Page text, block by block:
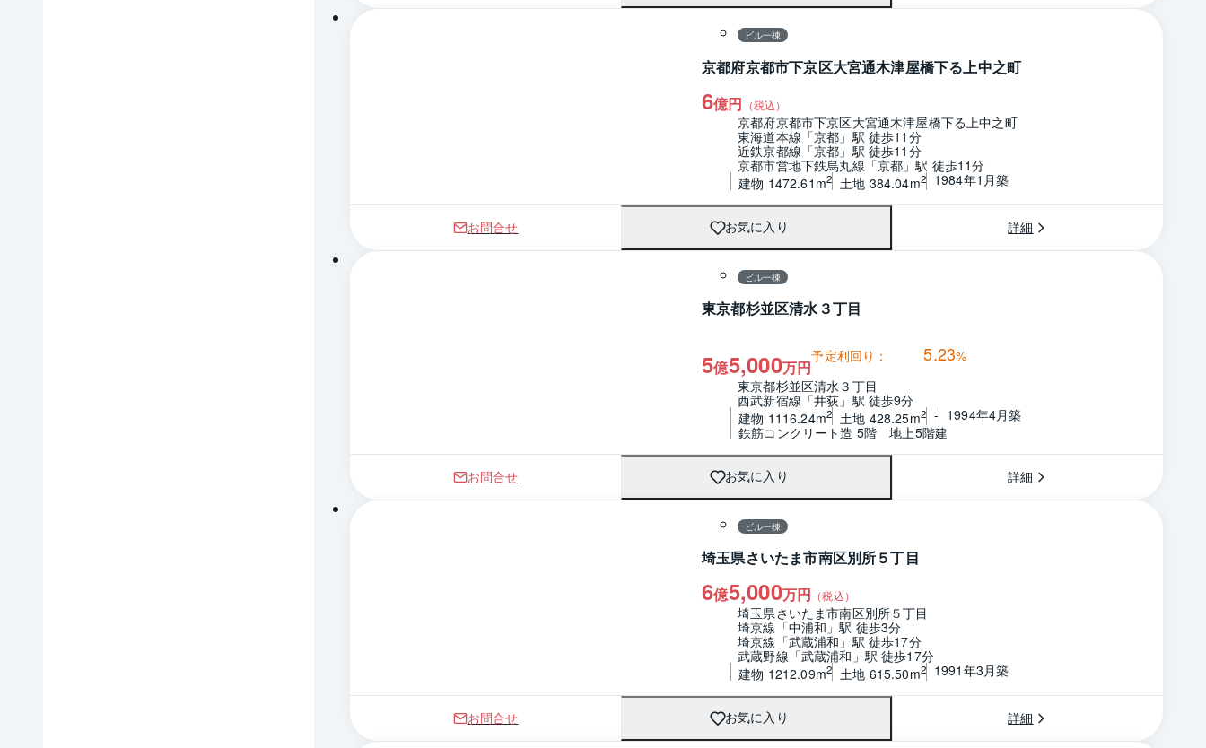
ビル一棟
京都府京都市下京区大宮通木津屋橋下る上中之町
6億円 （税込）
京都府京都市下京区大宮通木津屋橋下る上中之町
東海道本線「京都」駅 徒歩11分
近鉄京都線「京都」駅 徒歩11分
京都市営地下鉄烏丸線「京都」駅 徒歩11分
建物 1472.61m2 土地 384.04m2 1984年1月築
お問合せ お気に入り 詳細
ビル一棟
東京都杉並区清水３丁目
5億5,000万円
予定利回り： 5.23%
東京都杉並区清水３丁目
西武新宿線「井荻」駅 徒歩9分
建物 1116.24m2 土地 428.25m2 - 1994年4月築
鉄筋コンクリート造 5階　地上5階建
お問合せ お気に入り 詳細
ビル一棟
埼玉県さいたま市南区別所５丁目
6億5,000万円 （税込）
埼玉県さいたま市南区別所５丁目
埼京線「中浦和」駅 徒歩3分
埼京線「武蔵浦和」駅 徒歩17分
武蔵野線「武蔵浦和」駅 徒歩17分
建物 1212.09m2 土地 615.50m2 1991年3月築
お問合せ お気に入り 詳細